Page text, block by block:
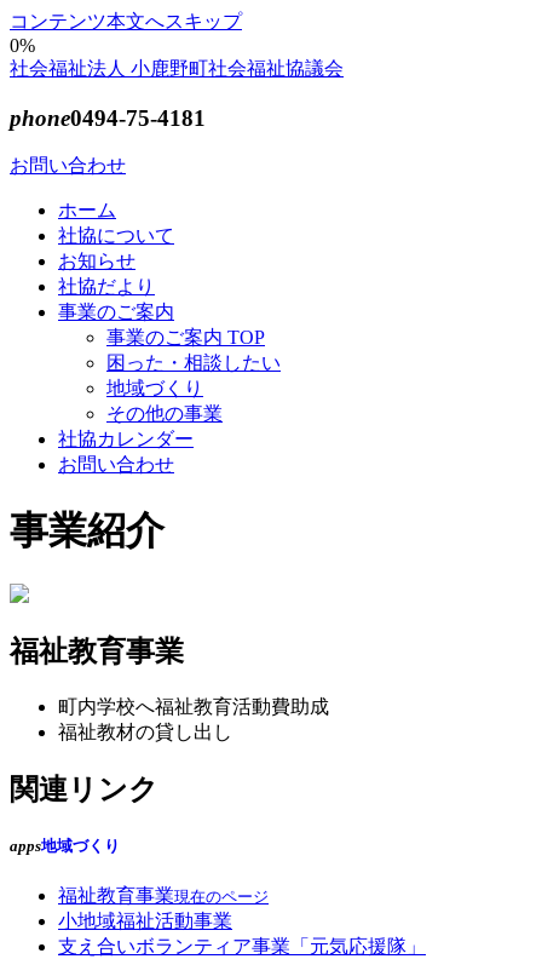
コンテンツ本文へスキップ
0%
社会福祉法人 小鹿野町社会福祉協議会
phone0494-75-4181
お問い合わせ
ホーム
社協について
お知らせ
社協だより
事業のご案内
事業のご案内 TOP
困った・相談したい
地域づくり
その他の事業
社協カレンダー
お問い合わせ
事業紹介
福祉教育事業
町内学校へ福祉教育活動費助成
福祉教材の貸し出し
関連リンク
apps地域づくり
福祉教育事業現在のページ
小地域福祉活動事業
支え合いボランティア事業「元気応援隊」